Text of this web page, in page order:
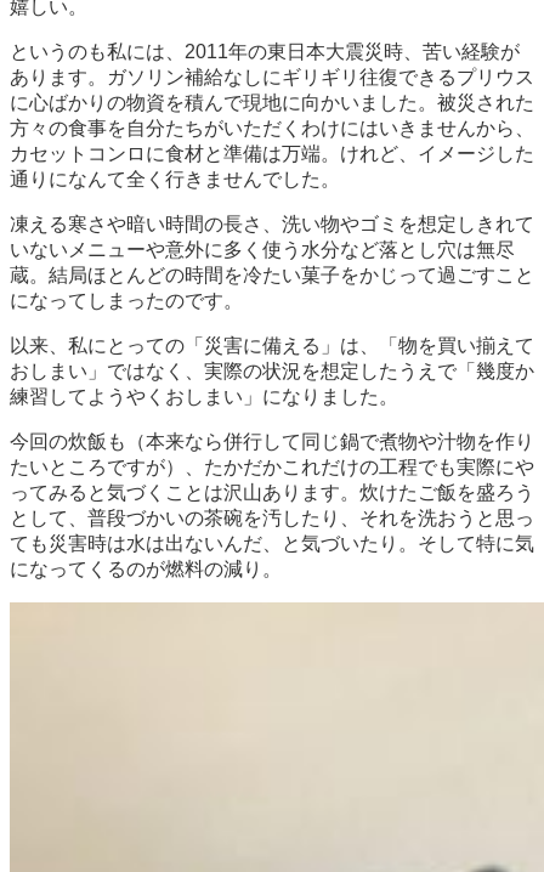
嬉しい。
というのも私には、2011年の東日本大震災時、苦い経験が
あります。ガソリン補給なしにギリギリ往復できるプリウス
に心ばかりの物資を積んで現地に向かいました。被災された
方々の食事を自分たちがいただくわけにはいきませんから、
カセットコンロに食材と準備は万端。けれど、イメージした
通りになんて全く行きませんでした。
凍える寒さや暗い時間の長さ、洗い物やゴミを想定しきれて
いないメニューや意外に多く使う水分など落とし穴は無尽
蔵。結局ほとんどの時間を冷たい菓子をかじって過ごすこと
になってしまったのです。
以来、私にとっての「災害に備える」は、「物を買い揃えて
おしまい」ではなく、実際の状況を想定したうえで「幾度か
練習してようやくおしまい」になりました。
今回の炊飯も（本来なら併行して同じ鍋で煮物や汁物を作り
たいところですが）、たかだかこれだけの工程でも実際にや
ってみると気づくことは沢山あります。炊けたご飯を盛ろう
として、普段づかいの茶碗を汚したり、それを洗おうと思っ
ても災害時は水は出ないんだ、と気づいたり。そして特に気
になってくるのが燃料の減り。